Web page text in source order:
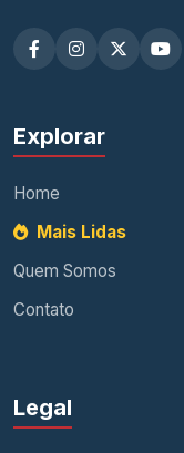
Explorar
Home
Mais Lidas
Quem Somos
Contato
Legal